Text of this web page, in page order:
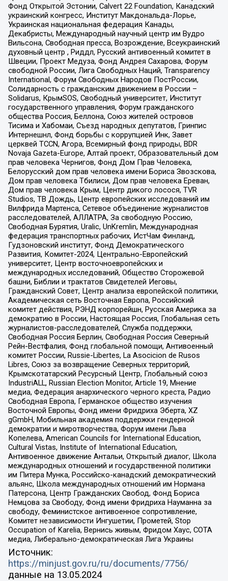
Фонд Открытой Эстонии, Calvert 22 Foundation, Канадский
украинский конгресс, Институт Макдональда-Лорье,
Украинская национальная федерация Канады,
Декабристы, Международный научный центр им Вудро
Вильсона, Свободная пресса, Возрождение, Всеукраинский
духовный центр , Риддл, Русский антивоенный комитет в
Швеции, Проект Медуза, Фонд Андрея Сахарова, Форум
свободной России, Лига Свободных Наций, Transparеncy
International, Форум Свободных Народов ПостРоссии,
Солидарность с гражданским движением в России –
Solidarus, КрымSOS, Свободный университет, Институт
государственного управления, Форум гражданского
общества Россия, Беллона, Союз жителей островов
Тисима и Хабомаи, Съезд народных депутатов, Гринпис
Интернешнл, Фонд борьбы с коррупцией Инк, Завет
церквей TCCN, Агора, Всемирный фонд природы, BDR
Novaja Gazeta-Europe, Алтай проект, Образовательный дом
прав человека Чернигов, Фонд Дом Прав Человека,
Белорусский дом прав человека имени Бориса Звозскова,
Дом прав человека Тбилиси, Дом прав человека Ереван,
Дом прав человека Крым, Центр дикого лосося, TVR
Studios, ТВ Дождь, Центр европейских исследований им
Вилфрида Мартенса, Сетевое объединение журналистов
расследователей, АЛЛАТРА, За свободную Россию,
Свободная Бурятия, Uralic, UnKremlin, Международная
федерация транспортных рабочих, ИстЧам Финланд,
Гудзоновский институт, Фонд Демократического
Развития, Комитет-2024, Центрально-Европейский
университет, Центр восточноевропейских и
международных исследований, Общество Сторожевой
башни, Библии и трактатов Свидетелей Иеговы,
Гражданский Совет, Центр анализа европейской политики,
Академическая сеть Восточная Европа, Российский
комитет действия, РЭНД корпорейшн, Русская Америка за
демократию в России, Настоящая Россия, Глобальная сеть
журналистов-расследователей, Служба поддержки,
Свободная Россия Берлин, Свободная Россия Северный
Рейн-Вестфалия, Фонд глобальной помощи, Антивоенный
комитет России, Russie-Libertes, La Asocicion de Rusos
Libres, Союз за возвращение Северных территорий,
Крымскотатарский Ресурсный Центр, Глобальный союз
IndustriALL, Russian Election Monitor, Article 19, Мнение
медиа, Федерация анархического черного креста, Радио
Свободная Европа, Германское общество изучения
Восточной Европы, Фонд имени Фридриха Эберта, XZ
gGmbH, Мобильная академия поддержки гендерной
демократии и миротворчества, Форум имени Льва
Копелева, American Councils for International Education,
Cultural Vistas, Institute of International Education,
Антивоенное движение Антальи, Открытый диалог, Школа
международных отношений и государственной политики
им Питера Мунка, Российско-канадский демократический
альянс, Школа международных отношений им Нормана
Патерсона, Центр Гражданских Свобод, Фонд Бориса
Немцова за Свободу, Фонд имени Фридриха Науманна за
свободу, Феминистское антивоенное сопротивление,
Комитет независимости Ингушетии, Прометей, Stop
Occupation of Karelia, Вернись живым, Фридом Хаус, СОТА
медиа, Либерально-демократическая Лига Украины
Источник:
https://minjust.gov.ru/ru/documents/7756/
данные на 13.05.2024